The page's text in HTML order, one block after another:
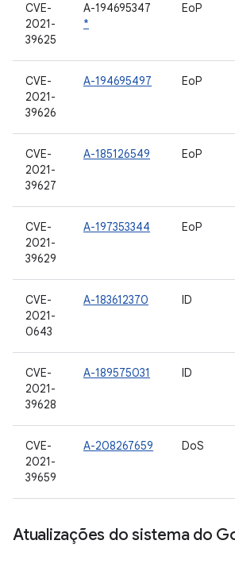
CVE-
2021-
39625
A-194695347
*
EoP
CVE-
2021-
39626
A-194695497 EoP
CVE-
2021-
39627
A-185126549 EoP
CVE-
2021-
39629
A-197353344 EoP
CVE-
2021-
0643
A-183612370 ID
CVE-
2021-
39628
A-189575031 ID
CVE-
2021-
39659
A-208267659 DoS
Atualizações do sistema do